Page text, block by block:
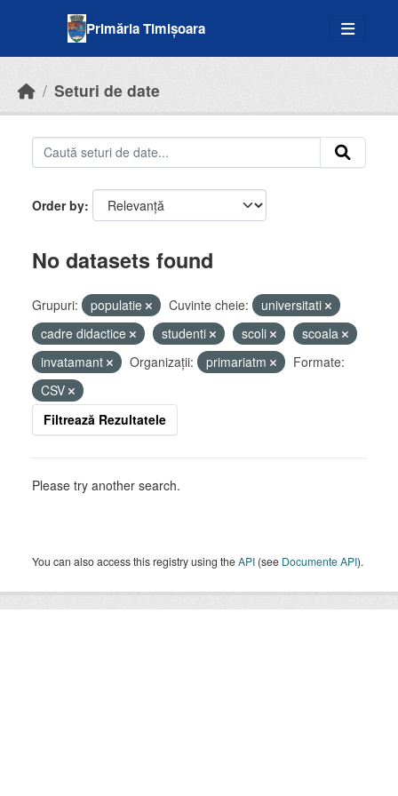
Primăria Timișoara
Seturi de date
Order by
No datasets found
Grupuri: populatie Cuvinte cheie:
universitati
cadre didactice
studenti scoli
scoala
invatamant
Organizații: primariatm
Formate:
CSV
Filtrează Rezultatele
Please try another search.
You can also access this registry using theAPI (see Documente API).